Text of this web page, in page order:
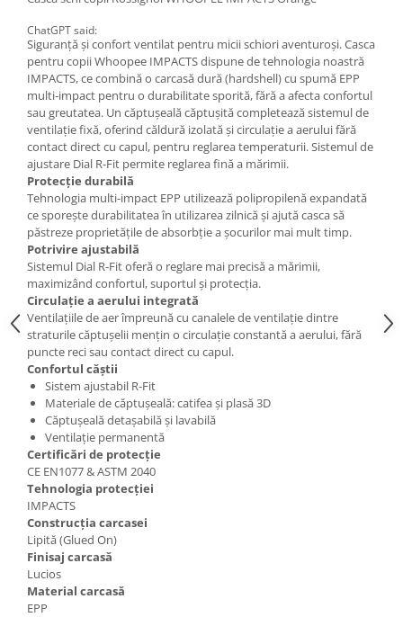
Accesorii
Bike
ChatGPT said:
Siguranță și confort ventilat pentru micii schiori aventuroși. Casca
pentru copii Whoopee IMPACTS dispune de tehnologia noastră
IMPACTS, ce combină o carcasă dură (hardshell) cu spumă EPP
multi-impact pentru o durabilitate sporită, fără a afecta confortul
sau greutatea. Un căptușeală căptușită completează sistemul de
ventilație fixă, oferind căldură izolată și circulație a aerului fără
contact direct cu capul, pentru reglarea temperaturii. Sistemul de
ajustare Dial R-Fit permite reglarea fină a mărimii.
Protecție durabilă
Tehnologia multi-impact EPP utilizează polipropilenă expandată
ce sporește durabilitatea în utilizarea zilnică și ajută casca să
păstreze proprietățile de absorbție a șocurilor mai mult timp.
Potrivire ajustabilă
Sistemul Dial R-Fit oferă o reglare mai precisă a mărimii,
maximizând confortul, suportul și protecția.
Circulație a aerului integrată
Ventilațiile de aer împreună cu canalele de ventilație dintre
straturile căptușelii mențin o circulație constantă a aerului, fără
puncte reci sau contact direct cu capul.
Confortul căștii
Sistem ajustabil R-Fit
Materiale de căptușeală: catifea și plasă 3D
Căptușeală detașabilă și lavabilă
Ventilație permanentă
Certificări de protecție
CE EN1077 & ASTM 2040
Tehnologia protecției
IMPACTS
Construcția carcasei
Lipită (Glued On)
Finisaj carcasă
Lucios
Material carcasă
EPP